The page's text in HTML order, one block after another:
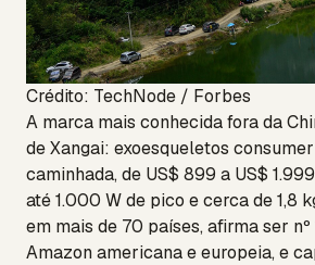
Crédito: TechNode / Forbes
A marca mais conhecida fora da
de Xangai: exoesqueletos
caminhada, de US$ 899 a US$
até 1.000 W de pico e cerca de 1,8
em mais de 70 países, afirma ser
Amazon americana e europeia, e